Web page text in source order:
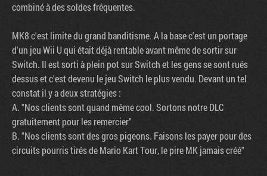
combiné à des soldes fréquentes.
MK8 c'est limite du grand banditisme. A la base c'est un portage
d'un jeu Wii U qui était déjà rentable avant même de sortir sur
Switch. Il est sorti à plein pot sur Switch et les gens se sont rués
dessus et c'est devenu le jeu Switch le plus vendu. Devant un tel
constat il y a deux stratégies :
A. "Nos clients sont quand même cool. Sortons notre DLC
gratuitement pour les remercier"
B. "Nos clients sont des gros pigeons. Faisons les payer pour des
circuits pourris tirés de Mario Kart Tour, le pire MK jamais créé"